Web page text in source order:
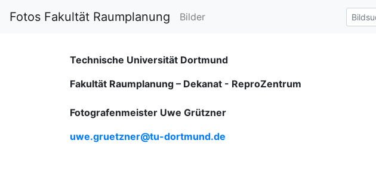
Fotos Fakultät Raumplanung Bilder
Technische Universität Dortmund
Fakultät Raumplanung – Dekanat - ReproZentrum
Fotografenmeister Uwe Grützner
uwe.gruetzner@tu-dortmund.de